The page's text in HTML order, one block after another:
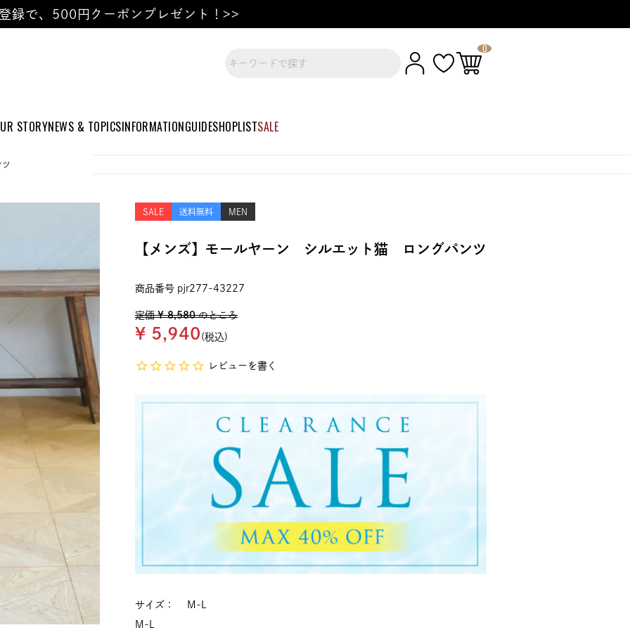
0
STORYNEWS & TOPICSINFORMATIONGUIDESHOPLISTSALE
録で、500円クーポンプレゼント！>>
SALE 送料無料 MEN
【メンズ】モールヤーン シルエット猫 ロングパンツ
商品番号 pjr277-43227
定価 ¥ 8,580 のところ
¥ 5,940 税込
レビューを書く
サイズ
M-L
M-L